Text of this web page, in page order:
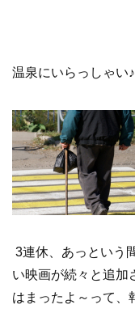
温泉にいらっしゃい
3連休、あっという
い映画が続々と追加
はまったよ～って、